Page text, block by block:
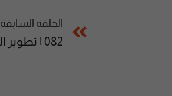
الحلقة السابقة
082 | تطوير الذات